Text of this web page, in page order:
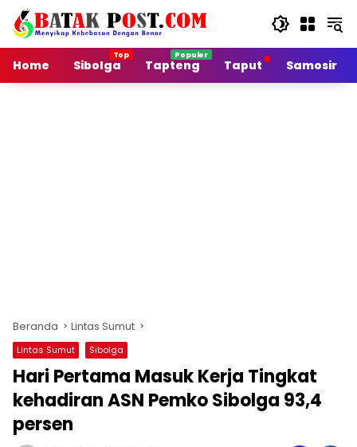
Langsung
konten
Home
Sibolga Tapteng Taput Samosir
Beranda Lintas Sumut
Lintas Sumut Sibolga
Hari Pertama Masuk Kerja Tingkat
kehadiran ASN Pemko Sibolga 93,4
persen